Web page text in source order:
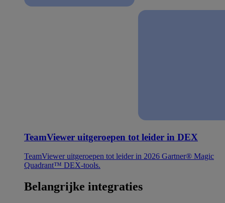
TeamViewer uitgeroepen tot leider in DEX
TeamViewer uitgeroepen tot leider in 2026 Gartner® Magic
Quadrant™ DEX-tools.
Belangrijke integraties